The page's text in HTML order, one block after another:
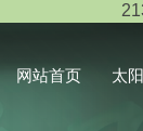
网站首页 太